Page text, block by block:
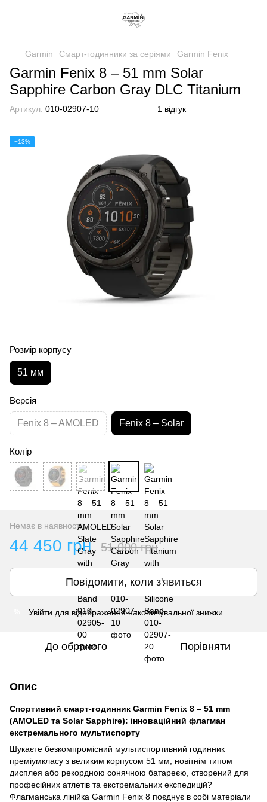
Garmin Смарт-годинники за серіями Garmin Fenix
Garmin Fenix 8 – 51 mm Solar
Sapphire Carbon Gray DLC Titanium
Артикул: 010-02907-10 1 відгук
−13%
Розмір корпусу
51 мм
Версія
Fenix 8 – AMOLED Fenix 8 – Solar
Колір
Немає в наявності
44 450 грн 51 000 грн
Повідомити, коли з'явиться
Увійти для відображення накопичувальної знижки
До обраного Порівняти
Опис
Спортивний смарт-годинник Garmin Fenix 8 – 51 mm
(AMOLED та Solar Sapphire): інноваційний флагман
екстремального мультиспорту
Шукаєте безкомпромісний мультиспортивний годинник
преміумкласу з великим корпусом 51 мм, новітнім типом
дисплея або рекордною сонячною батареєю, створений для
професійних атлетів та екстремальних експедицій?
Флагманська лінійка Garmin Fenix 8 поєднує в собі матеріали